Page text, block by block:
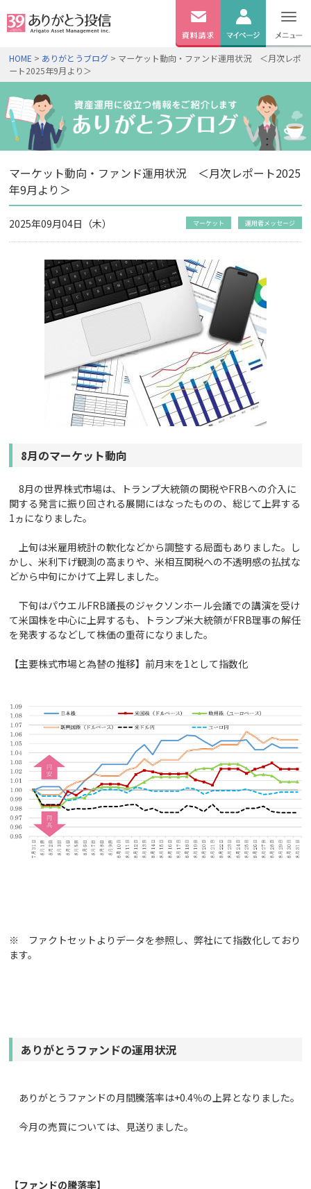
無料資料
口座開設
ログイン
HOME > ありがとうブログ > マーケット動向・ファンド運用状況 ＜月次レポ
ート2025年9月より＞
マーケット動向・ファンド運用状況 ＜月次レポート2025
年9月より＞
2025年09月04日（木） マーケット 運用者メッセージ
8月のマーケット動向
8月の世界株式市場は、トランプ大統領の関税やFRBへの介入に
関する発言に振り回される展開にはなったものの、総じて上昇する
1ヵになりました。
上旬は米雇用統計の軟化などから調整する局面もありました。し
かし、米利下げ観測の高まりや、米相互関税への不透明感の払拭な
どから中旬にかけて上昇しました。
下旬はパウエルFRB議長のジャクソンホール会議での講演を受け
て米国株を中心に上昇するも、トランプ米大統領がFRB理事の解任
を発表するなどして株価の重荷になりました。
【主要株式市場と為替の推移】前月末を1として指数化
※ ファクトセットよりデータを参照し、弊社にて指数化しており
ます。
ありがとうファンドの運用状況
ありがとうファンドの月間騰落率は+0.4％の上昇となりました。
今月の売買については、見送りました。
【ファンドの騰落率】